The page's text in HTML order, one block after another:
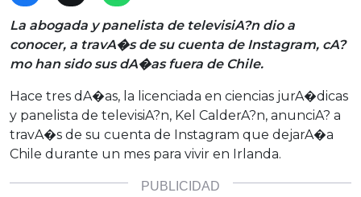
La abogada y panelista de televisiA?n dio a
conocer, a travA�s de su cuenta de Instagram, cA?
mo han sido sus dA�as fuera de Chile.
Hace tres dA�as, la licenciada en ciencias jurA�dicas
y panelista de televisiA?n, Kel CalderA?n, anunciA? a
travA�s de su cuenta de Instagram que dejarA�a
Chile durante un mes para vivir en Irlanda.